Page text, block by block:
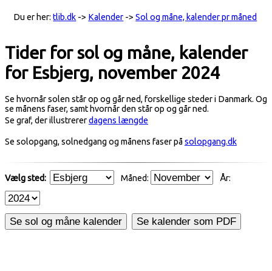
Du er her:tlib.dk -> Kalender ->Sol og måne, kalender pr måned
Tider for sol og måne, kalender
for Esbjerg, november 2024
Se hvornår solen står op og går ned, forskellige steder i Danmark. Og
se månens faser, samt hvornår den står op og går ned.
Se graf, der illustrererdagens længde
Se solopgang, solnedgang og månens faser påsolopgang.dk
Vælg sted: Måned: År:
Se sol og måne kalender Se kalender som PDF